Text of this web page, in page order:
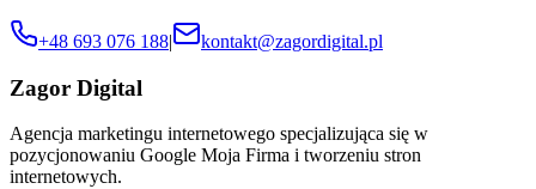
+48 693 076 188| kontakt@zagordigital.pl
Zagor Digital
Agencja marketingu internetowego specjalizująca się w
pozycjonowaniu Google Moja Firma i tworzeniu stron
internetowych.